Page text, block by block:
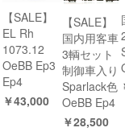
【SALE】
EL Rh
1073.12
OeBB Ep3
Ep4
￥43,000
【SALE】
国内用客車
3輌セット
制御車入り
Sparlack色
OeBB Ep4
￥28,500